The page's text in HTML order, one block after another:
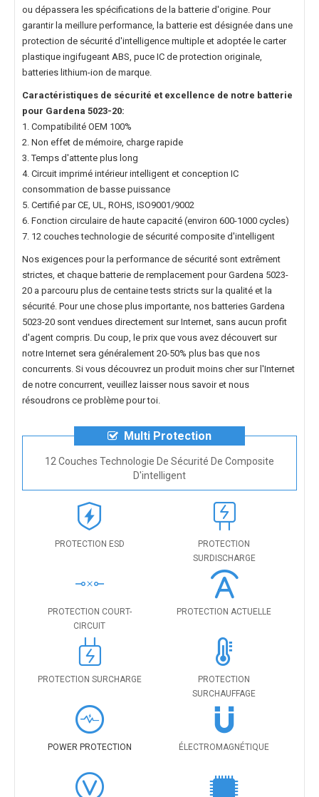
ou dépassera les spécifications de la batterie d'origine. Pour
garantir la meillure performance, la batterie est désignée dans une
protection de sécurité d'intelligence multiple et adoptée le carter
plastique ingifugeant ABS, puce IC de protection originale,
batteries lithium-ion de marque.
Caractéristiques de sécurité et excellence de notre batterie
pour Gardena 5023-20:
1. Compatibilité OEM 100%
2. Non effet de mémoire, charge rapide
3. Temps d'attente plus long
4. Circuit imprimé intérieur intelligent et conception IC
consommation de basse puissance
5. Certifié par CE, UL, ROHS, ISO9001/9002
6. Fonction circulaire de haute capacité (environ 600-1000 cycles)
7. 12 couches technologie de sécurité composite d'intelligent
Nos exigences pour la performance de sécurité sont extrêment
strictes, et chaque batterie de remplacement pour Gardena 5023-
20 a parcouru plus de centaine tests stricts sur la qualité et la
sécurité. Pour une chose plus importante, nos batteries Gardena
5023-20 sont vendues directement sur Internet, sans aucun profit
d'agent compris. Du coup, le prix que vous avez découvert sur
notre Internet sera généralement 20-50% plus bas que nos
concurrents. Si vous découvrez un produit moins cher sur l'Internet
de notre concurrent, veuillez laisser nous savoir et nous
résoudrons ce problème pour toi.
Multi Protection
12 Couches Technologie De Sécurité De Composite
D'intelligent
PROTECTION ESD
PROTECTION
SURDISCHARGE
PROTECTION COURT-
CIRCUIT
PROTECTION ACTUELLE
PROTECTION SURCHARGE
PROTECTION
SURCHAUFFAGE
POWER PROTECTION ÉLECTROMAGNÉTIQUE